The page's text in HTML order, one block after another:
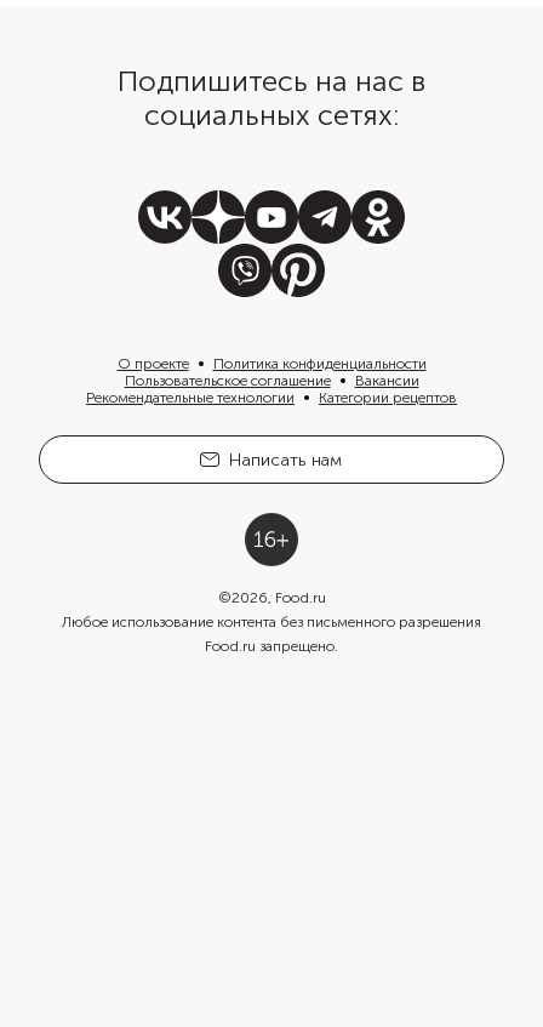
Подпишитесь на нас в
социальных сетях:
О проекте
Политика конфиденциальности
Пользовательское соглашение
Вакансии
Рекомендательные технологии
Категории рецептов
Написать нам
©2026, Food.ru
Любое использование контента без письменного разрешения
Food.ru запрещено.